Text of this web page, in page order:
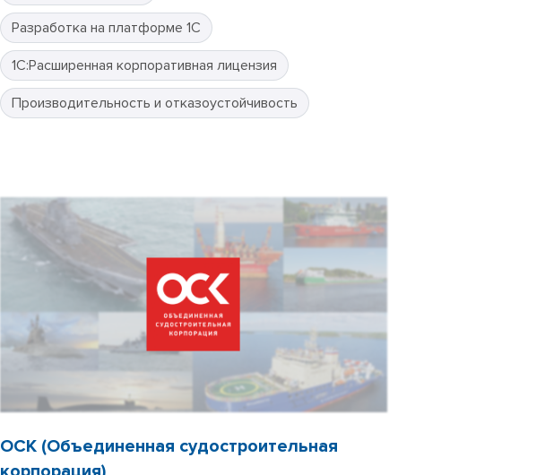
Разработка на платформе 1С
1С:Расширенная корпоративная лицензия
Производительность и отказоустойчивость
ОСК (Объединенная судостроительная